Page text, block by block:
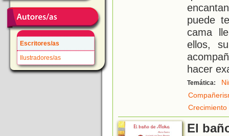
Escritores/as
Ilustradores/as
puede
cama
ellos,
hacer
Temática:
Crecimiento
El